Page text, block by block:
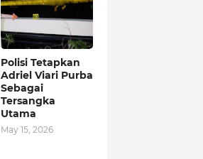
Polisi Tetapkan
Adriel Viari Purba
Sebagai
Tersangka
Utama
May 15, 2026